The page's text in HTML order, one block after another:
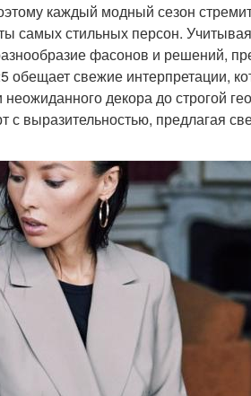
каждый модный сезон
самых стильных персон.
фасонов и решений,
обещает свежие интерпретации,
декора до строгой
выразительностью, предлагая